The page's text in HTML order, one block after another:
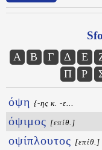
Α Β Γ Δ Ε
Π
Ρ
όψη {-ης κ. -ε...
όψιμος [επίθ.]
οψίπλουτος [επίθ.]